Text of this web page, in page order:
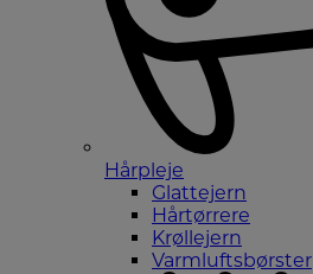
Hårpleje
Glattejern
Hårtørrere
Krøllejern
Varmluftsbørster